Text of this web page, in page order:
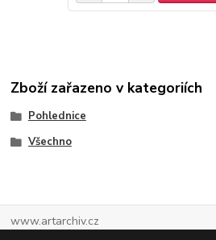
Zboží zařazeno v kategoriích
Pohlednice
Všechno
www.artarchiv.cz